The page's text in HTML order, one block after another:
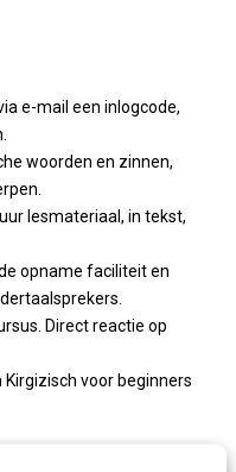
e-mail een inlogcode,
woorden en zinnen,
lesmateriaal, in tekst,
opname faciliteit en
Direct reactie op
voor beginners